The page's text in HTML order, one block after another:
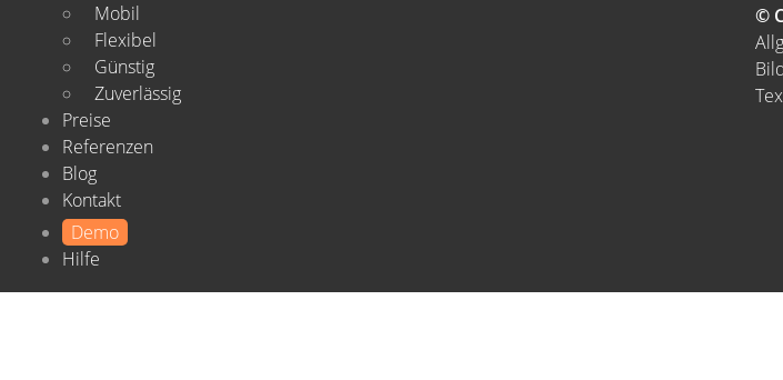
Mobil
Flexibel
Günstig
Zuverlässig
Preise
Referenzen
Blog
Kontakt
Demo
Hilfe
©